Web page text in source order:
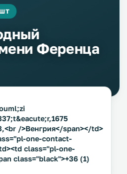
Ференца
/>Венгрия</span></td>
one-contact-
class="pl-one-
class="black">+36 (1)